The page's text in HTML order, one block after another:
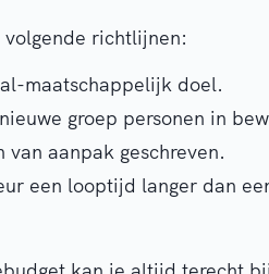
richtlijnen:
maatschappelijk doel.
groep personen in
aanpak geschreven.
een looptijd langer dan